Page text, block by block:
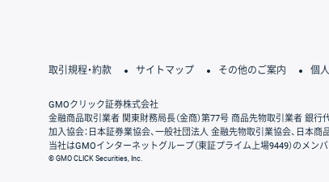
取引規程・約款 サイトマップ その他のご案内 個
GMOクリック証券株式会社
金融商品取引業者 関東財務局長（金商）第77号 商品先物取引業者 銀
加入協会：日本証券業協会、一般社団法人 金融先物取引業協会、日本商
当社はGMOインターネットグループ（東証プライム上場9449）のメンバ
© GMO CLICK Securities, Inc.